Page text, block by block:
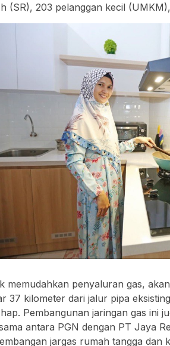
(SR), 203 pelanggan kecil
memudahkan penyaluran gas,
37 kilometer dari jalur pipa
Pembangunan jaringan gas ini
antara PGN dengan PT Jaya
jargas rumah tangga dan